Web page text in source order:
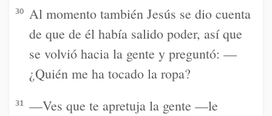
30 Al momento también Jesús se dio cuenta
de que de él había salido poder, así que
se volvió hacia la gente y preguntó: —
¿Quién me ha tocado la ropa?
31 —Ves que te apretuja la gente —le